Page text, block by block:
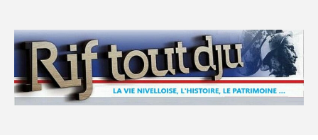
content